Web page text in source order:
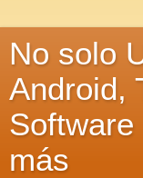
No solo
Android,
más